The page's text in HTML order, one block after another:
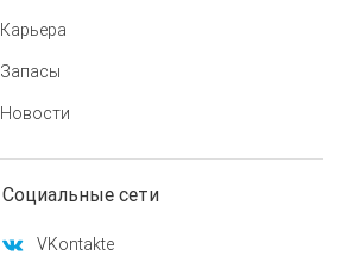
Карьера
Запасы
Новости
Социальные сети
VKontakte